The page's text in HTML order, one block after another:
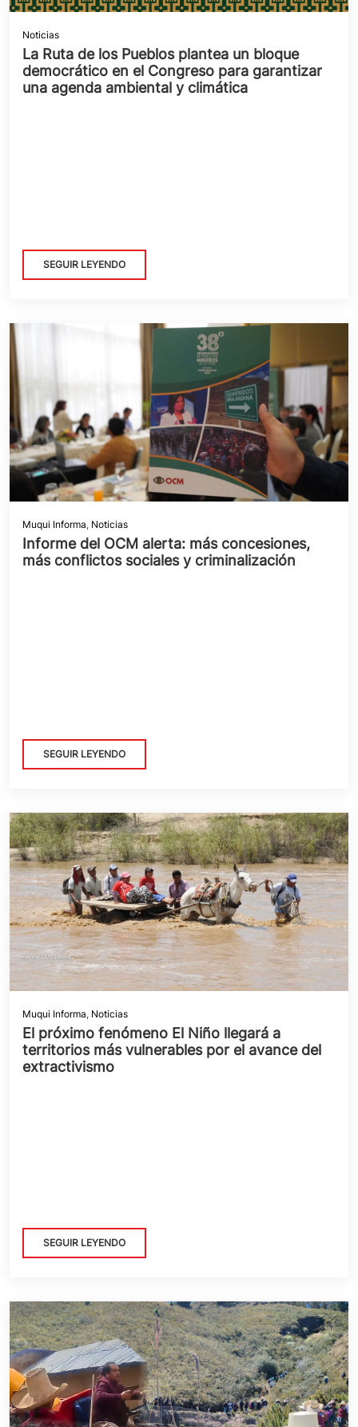
Noticias
La Ruta de los Pueblos plantea un bloque
democrático en el Congreso para garantizar
una agenda ambiental y climática
SEGUIR LEYENDO
Muqui Informa, Noticias
Informe del OCM alerta: más concesiones,
más conflictos sociales y criminalización
SEGUIR LEYENDO
Muqui Informa, Noticias
El próximo fenómeno El Niño llegará a
territorios más vulnerables por el avance del
extractivismo
SEGUIR LEYENDO